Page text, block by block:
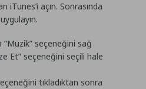
iTunes’i açın. Sonrasında
seçeneğini sağ
Et” seçeneğini seçili hale
tıkladıktan sonra